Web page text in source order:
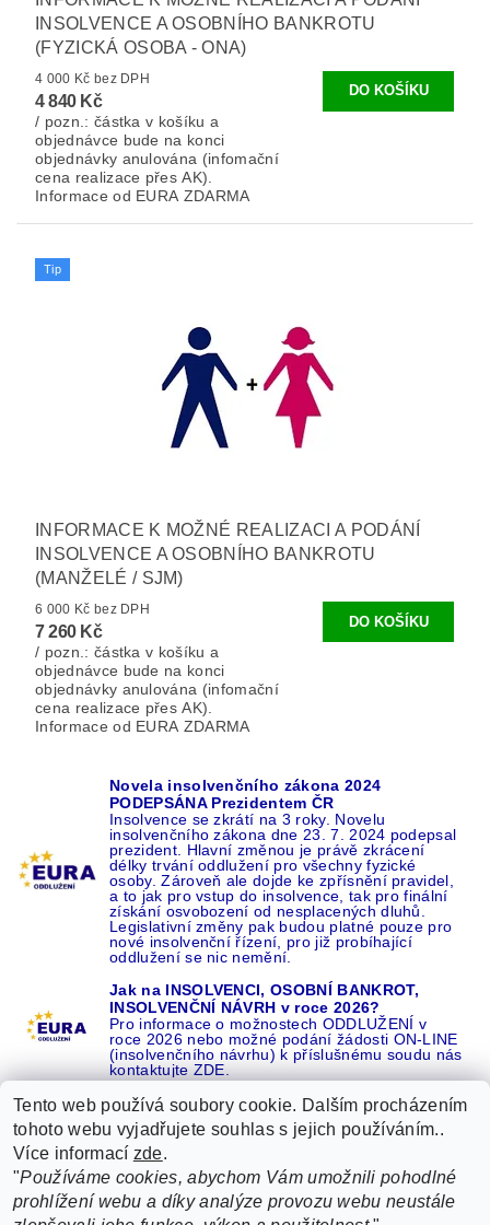
INSOLVENCE A OSOBNÍHO BANKROTU
(FYZICKÁ OSOBA - ONA)
4 000 Kč bez DPH
4 840 Kč
/ pozn.: částka v košíku a
objednávce bude na konci
objednávky anulována (infomační
cena realizace přes AK).
Informace od EURA ZDARMA
Tip
INFORMACE K MOŽNÉ REALIZACI A PODÁNÍ
INSOLVENCE A OSOBNÍHO BANKROTU
(MANŽELÉ / SJM)
6 000 Kč bez DPH
7 260 Kč
/ pozn.: částka v košíku a
objednávce bude na konci
objednávky anulována (infomační
cena realizace přes AK).
Informace od EURA ZDARMA
Novela insolvenčního zákona 2024
PODEPSÁNA Prezidentem ČR
Insolvence se zkrátí na 3 roky. Novelu
insolvenčního zákona dne 23. 7. 2024 podepsal
prezident. Hlavní změnou je právě zkrácení
délky trvání oddlužení pro všechny fyzické
osoby. Zároveň ale dojde ke zpřísnění pravidel,
a to jak pro vstup do insolvence, tak pro finální
získání osvobození od nesplacených dluhů.
Legislativní změny pak budou platné pouze pro
nové insolvenční řízení, pro již probíhající
oddlužení se nic nemění.
Jak na INSOLVENCI, OSOBNÍ BANKROT,
INSOLVENČNÍ NÁVRH v roce 2026?
Pro informace o možnostech ODDLUŽENÍ v
roce 2026 nebo možné podání žádosti ON-LINE
(insolvenčního návrhu) k příslušnému soudu nás
kontaktujte ZDE.
Recenze o NÁS na GOOGLE 16 let REFERENCÍ v celé ČR |
Recenze o NÁS na SEZNAMU |
ŽÁDEJTE život BEZ DLUHŮ nebo EXEKUCÍ ZDE
Tento web používá soubory cookie. Dalším procházením
tohoto webu vyjadřujete souhlas s jejich používáním..
Více informací zde.
"Používáme cookies, abychom Vám umožnili pohodlné
prohlížení webu a díky analýze provozu webu neustále